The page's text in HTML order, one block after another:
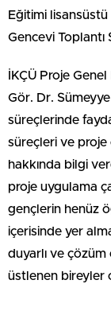
Eğitimi
Gencevi
İKÇÜ Proje
Gör. Dr.
süreçlerinde
süreçleri ve proje
hakkında bilgi
proje uygulama
gençlerin henüz
içerisinde yer
duyarlı ve
üstlenen bireyler